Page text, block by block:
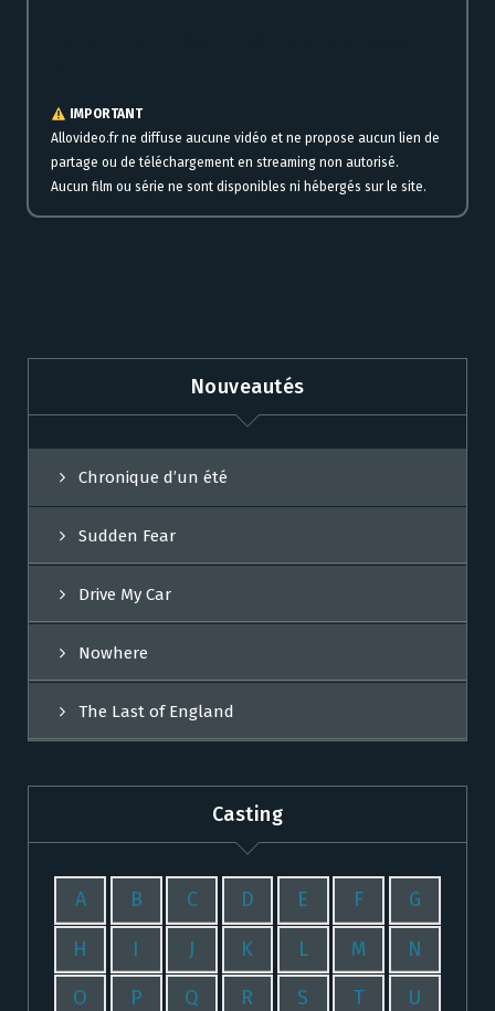
IMPORTANT
Allovideo.fr ne diffuse aucune vidéo et ne propose aucun lien de
partage ou de téléchargement en streaming non autorisé.
Aucun film ou série ne sont disponibles ni hébergés sur le site.
Nouveautés
Chronique d’un été
Sudden Fear
Drive My Car
Nowhere
The Last of England
Casting
A B C D E F G
H I J K L M N
O P Q R S T U